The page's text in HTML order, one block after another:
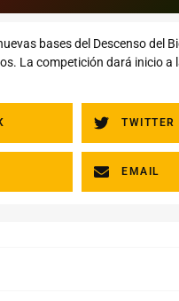
bases del Descenso del
La competición dará inicio a
TWITTER
EMAIL